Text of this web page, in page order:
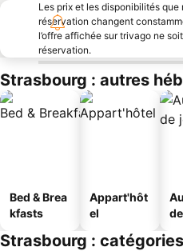
Les prix et les disponibilités
réservation changent
l’offre affichée sur trivago ne
réservation.
Strasbourg : autres
Bed & Brea
kfasts
Appart'hôt
el
de
Strasbourg :